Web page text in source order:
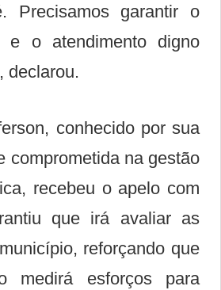
Precisamos garantir o
e o atendimento digno
declarou.
, conhecido por sua
comprometida na gestão
recebeu o apelo com
que irá avaliar as
reforçando que
medirá esforços para